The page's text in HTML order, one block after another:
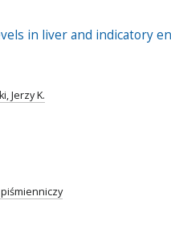
in liver and indicatory
Jerzy K.